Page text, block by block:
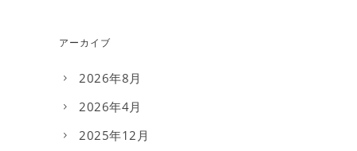
アーカイブ
2026年8月
2026年4月
2025年12月